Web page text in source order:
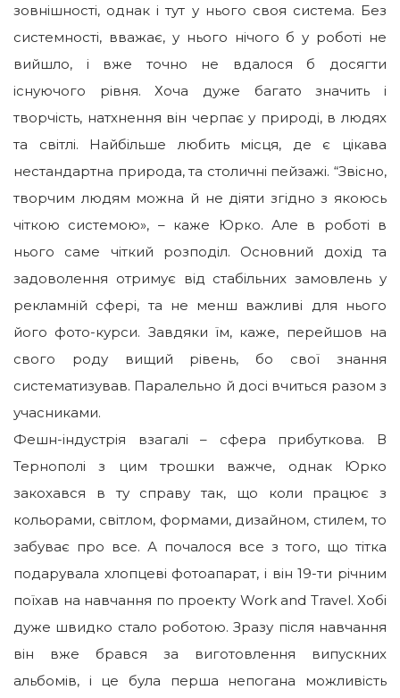
зовнішності, однак і тут у нього своя система. Без
системності, вважає, у нього нічого б у роботі не
вийшло, і вже точно не вдалося б досягти
існуючого рівня. Хоча дуже багато значить і
творчість, натхнення він черпає у природі, в людях
та світлі. Найбільше любить місця, де є цікава
нестандартна природа, та столичні пейзажі. “Звісно,
творчим людям можна й не діяти згідно з якоюсь
чіткою системою», – каже Юрко. Але в роботі в
нього саме чіткий розподіл. Основний дохід та
задоволення отримує від стабільних замовлень у
рекламній сфері, та не менш важливі для нього
його фото-курси. Завдяки їм, каже, перейшов на
свого роду вищий рівень, бо свої знання
систематизував. Паралельно й досі вчиться разом з
учасниками.
Фешн-індустрія взагалі – сфера прибуткова. В
Тернополі з цим трошки важче, однак Юрко
закохався в ту справу так, що коли працює з
кольорами, світлом, формами, дизайном, стилем, то
забуває про все. А почалося все з того, що тітка
подарувала хлопцеві фотоапарат, і він 19-ти річним
поїхав на навчання по проекту Work and Travel. Хобі
дуже швидко стало роботою. Зразу після навчання
він вже брався за виготовлення випускних
альбомів, і це була перша непогана можливість